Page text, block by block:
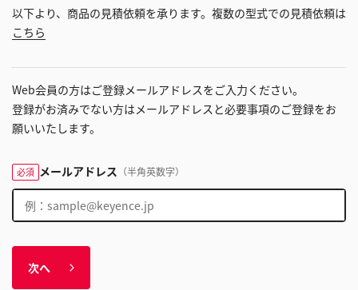
以下より、商品の見積依頼を承ります。複数の型式での見積依頼は
こちら
Web会員の方はご登録メールアドレスをご入力ください。
登録がお済みでない方はメールアドレスと必要事項のご登録をお
願いいたします。
必須 メールアドレス （半角英数字）
次へ